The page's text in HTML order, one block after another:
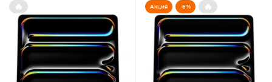
🔥 Акция -6 % 🔥